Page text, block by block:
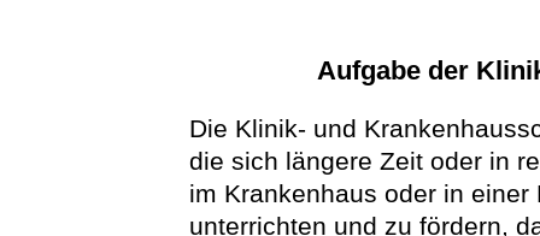
Aufgabe der
Die Klinik- und
die sich längere Zeit oder in
im Krankenhaus oder in
unterrichten und zu fördern,